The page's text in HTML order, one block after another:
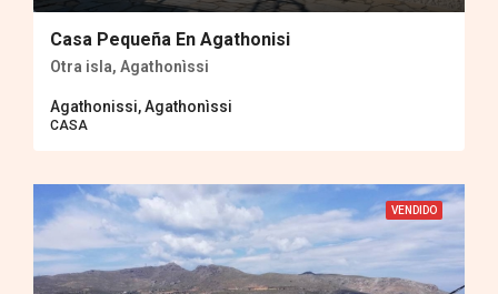
Casa Pequeña En Agathonisi
Otra isla, Agathonìssi
Agathonissi, Agathonìssi
CASA
VENDIDO